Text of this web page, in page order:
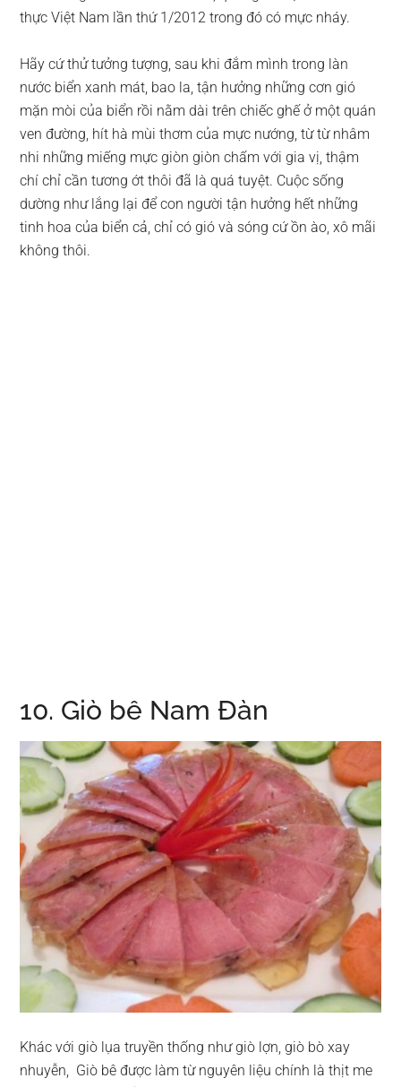
thực Việt Nam lần thứ 1/2012 trong đó có mực nháy.
Hãy cứ thử tưởng tượng, sau khi đắm mình trong làn
nước biển xanh mát, bao la, tận hưởng những cơn gió
mặn mòi của biển rồi nằm dài trên chiếc ghế ở một quán
ven đường, hít hà mùi thơm của mực nướng, từ từ nhâm
nhi những miếng mực giòn giòn chấm với gia vị, thậm
chí chỉ cần tương ớt thôi đã là quá tuyệt. Cuộc sống
dường như lắng lại để con người tận hưởng hết những
tinh hoa của biển cả, chỉ có gió và sóng cứ ồn ào, xô mãi
không thôi.
10. Giò bê Nam Đàn
Khác với giò lụa truyền thống như giò lợn, giò bò xay
nhuyễn, Giò bê được làm từ nguyên liệu chính là thịt me